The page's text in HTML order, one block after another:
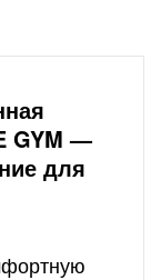
GYM —
для